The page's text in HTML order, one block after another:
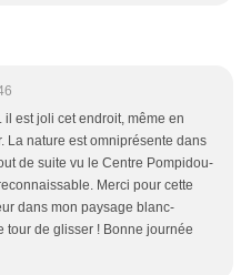
il est joli cet endroit, même en
La nature est omniprésente dans
de suite vu le Centre Pompidou-
Merci pour cette
dans mon paysage blanc-
tour de glisser ! Bonne journée